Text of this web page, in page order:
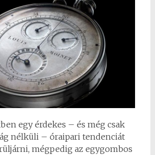
egy érdekes – és még csak
nélküli – óraipari tendenciát
mégpedig az egygombos